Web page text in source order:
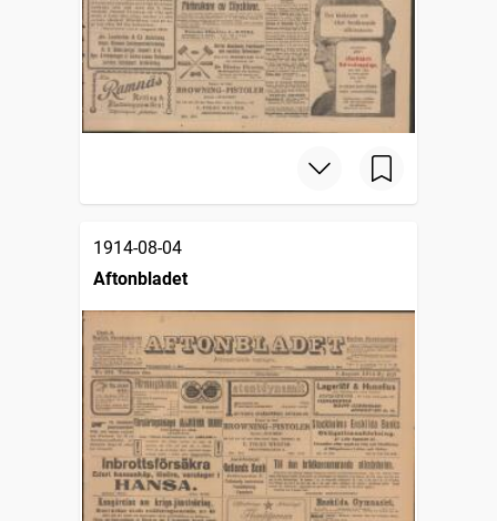
1914-08-04
Aftonbladet